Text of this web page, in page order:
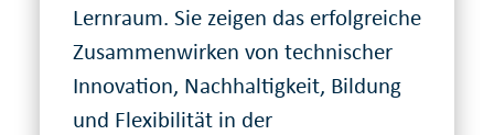
Lernraum. Sie zeigen das erfolgreiche
Zusammenwirken von technischer
Innovation, Nachhaltigkeit, Bildung
und Flexibilität in der